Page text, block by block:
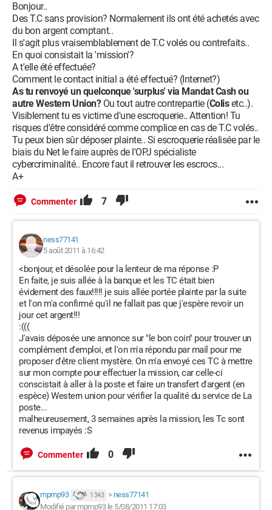
Bonjour..
Des T.C sans provision? Normalement ils ont été achetés avec
du bon argent comptant..
Il s'agit plus vraisemblablement de T.C volés ou contrefaits..
En quoi consistait la 'mission'?
A t'elle été effectuée?
Comment le contact initial a été effectué? (Internet?)
As tu renvoyé un quelconque 'surplus' via Mandat Cash ou
autre Western Union?Ou tout autre contrepartie (Colisetc..).
Visiblement tu es victime d'une escroquerie.. Attention! Tu
risques d'être considéré comme complice en cas de T.C volés..
Tu peux bien sûr déposer plainte.. Si escroquerie réalisée par le
biais du Net le faire auprès de l'OPJ spécialiste
cybercriminalité.. Encore faut il retrouver les escrocs...
A+
Commenter 7
ness77141
5 août 2011 à 16:42
<bonjour, et désolée pour la lenteur de ma réponse :P
En faite, je suis allée à la banque et les TC était bien
évidement des faux!!!!! je suis allée portée plainte par la suite
et l'on m'a confirmé qu'il ne fallait pas que j'espère revoir un
jour cet argent!!!
:(((
J'avais déposée une annonce sur "le bon coin" pour trouver un
complément d'emploi, et l'on m'a répondu par mail pour me
proposer d'être client mystère. On m'a envoyé ces TC à mettre
sur mon compte pour effectuer la mission, car celle-ci
conscistait à aller à la poste et faire un transfert d'argent (en
espèce) Western union pour vérifier la qualité du service de La
poste...
malheureusement, 3 semaines après la mission, les Tc sont
revenus impayés :S
Commenter 0
mpmp93 1 343 > ness77141
Modifié par mpmp93 le 5/08/2011 17:03